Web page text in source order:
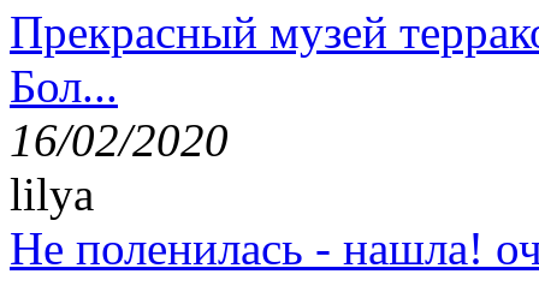
Прекрасный музей
Бол...
16/02/2020
lilya
Не поленилась - нашла!